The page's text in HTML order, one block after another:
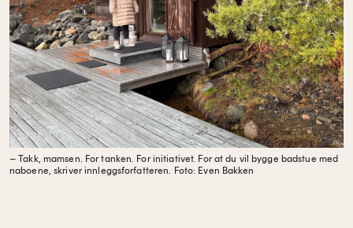
– Takk, mamsen. For tanken. For initiativet. For at du vil bygge badstue med
naboene, skriver innleggsforfatteren. Foto: Even Bakken